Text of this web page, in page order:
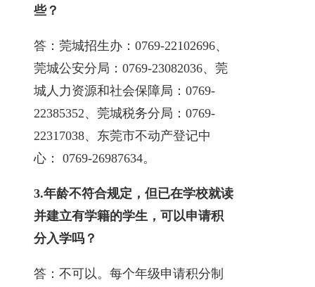
些？
答：莞城招生办：0769-22102696、
莞城公安分局：0769-23082036、莞
城人力资源和社会保障局：0769-
22385352、莞城税务分局：0769-
22317038、东莞市不动产登记中
心： 0769-26987634。
3.年龄不符合规定，但已在学校就读
并建立有学籍的学生，可以申请积
分入学吗？
答：不可以。每个年级申请积分制